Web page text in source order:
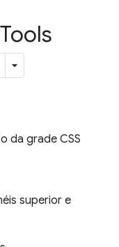
Tools
da grade CSS
superior e